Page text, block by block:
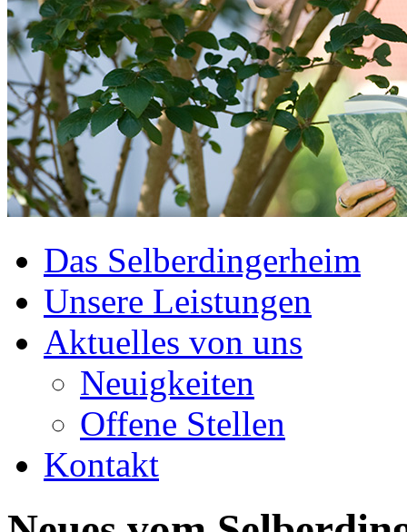
Das Selberdingerheim
Unsere Leistungen
Aktuelles von uns
Neuigkeiten
Offene Stellen
Kontakt